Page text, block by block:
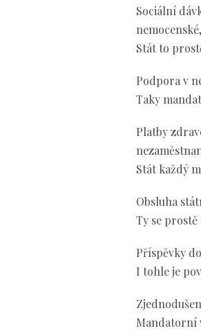
Sociální
Stát to
Podpora v
Taky
Platby
Stát každý
Obsluha
Ty se
Příspěvky
I tohle je
Mandatorní